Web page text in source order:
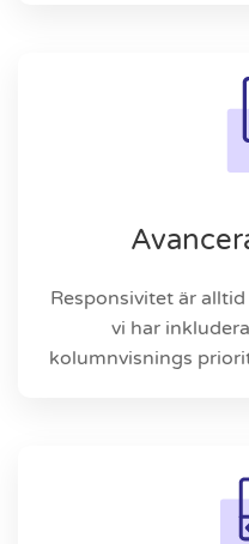
Responsivitet är
vi har
kolumnvisnings